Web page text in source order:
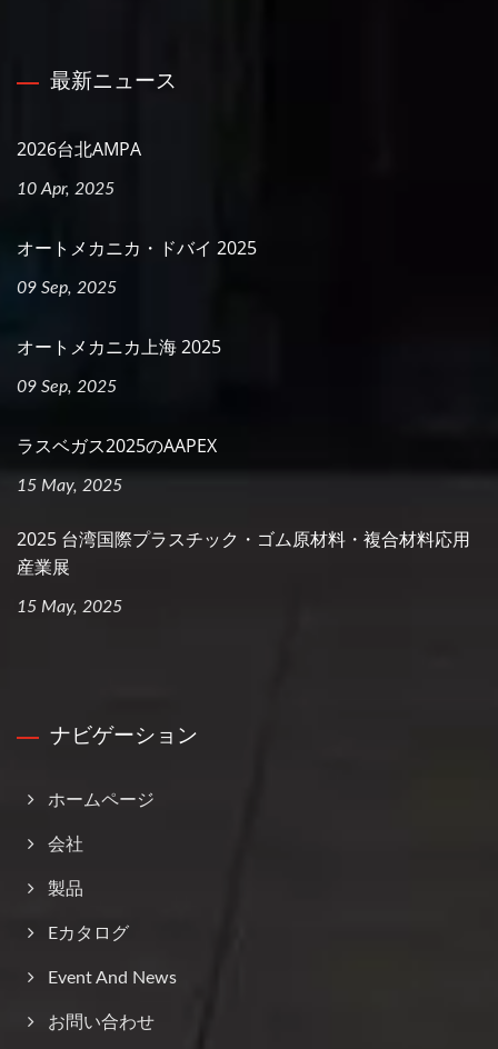
最新ニュース
2026台北AMPA
10 Apr, 2025
オートメカニカ・ドバイ 2025
09 Sep, 2025
オートメカニカ上海 2025
09 Sep, 2025
ラスベガス2025のAAPEX
15 May, 2025
2025 台湾国際プラスチック・ゴム原材料・複合材料応用
産業展
15 May, 2025
ナビゲーション
ホームページ
会社
製品
Eカタログ
Event And News
お問い合わせ